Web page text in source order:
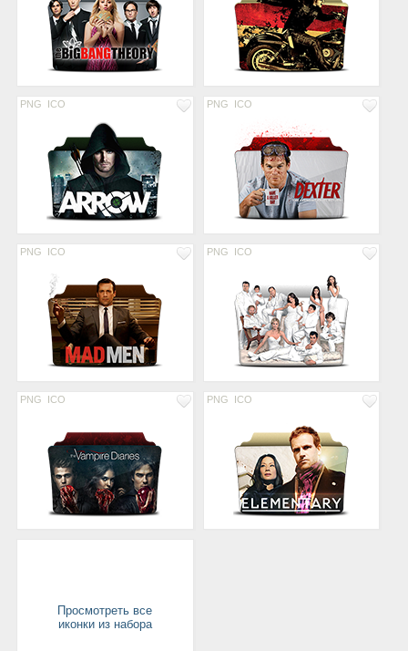
PNG ICO PNG ICO
PNG ICO PNG ICO
PNG ICO PNG ICO
Просмотреть все
иконки из набора